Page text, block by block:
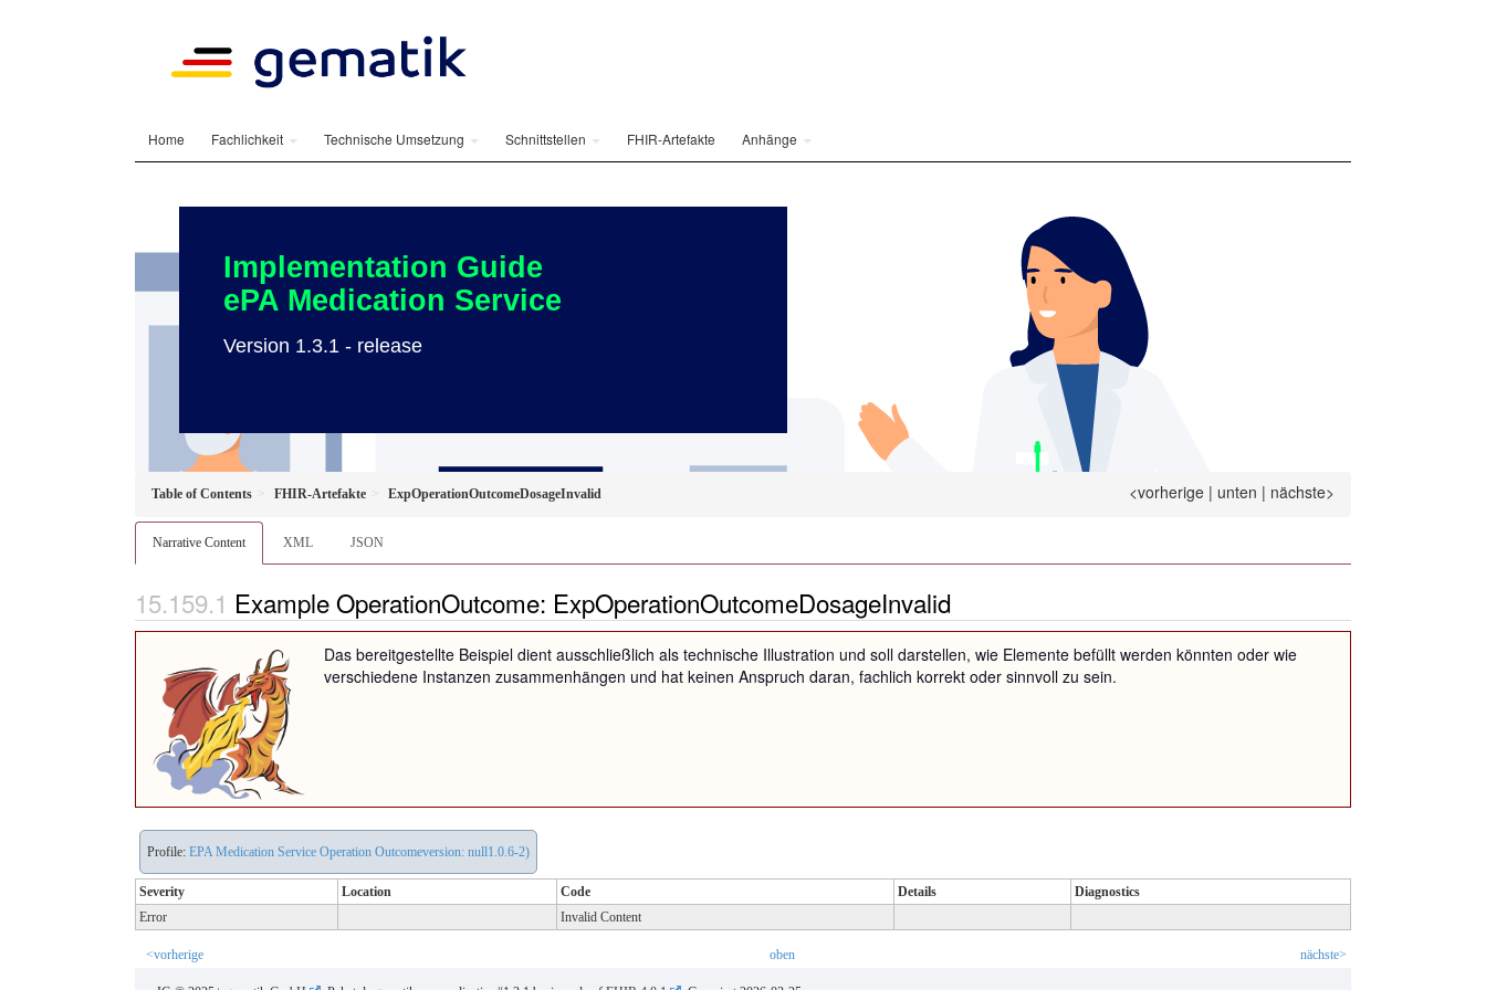
Home Fachlichkeit Technische Umsetzung Schnittstellen FHIR-Artefakte Anhänge
Implementation Guide
ePA Medication Service
Version 1.3.1 - release
Table of Contents FHIR-Artefakte ExpOperationOutcomeDosageInvalid <vorherige | unten | nächste>
Narrative Content XML JSON
Example OperationOutcome: ExpOperationOutcomeDosageInvalid
Das bereitgestellte Beispiel dient ausschließlich als technische Illustration und soll darstellen, wie Elemente befüllt werden könnten oder wie
verschiedene Instanzen zusammenhängen und hat keinen Anspruch daran, fachlich korrekt oder sinnvoll zu sein.
Profile: EPA Medication Service Operation Outcomeversion: null1.0.6-2)
Severity Location Code Details
Diagnostics
Error
Invalid Content
<vorherige oben nächste>